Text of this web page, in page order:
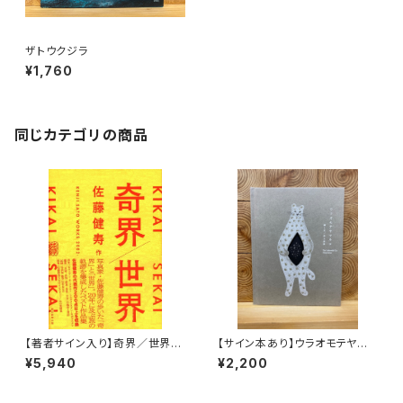
ザトウクジラ
¥1,760
同じカテゴリの商品
【著者サイン入り】奇界／世界
佐藤健寿作品集
¥5,940
【サイン本あり】ウラオモテヤマ
ネコ
¥2,200